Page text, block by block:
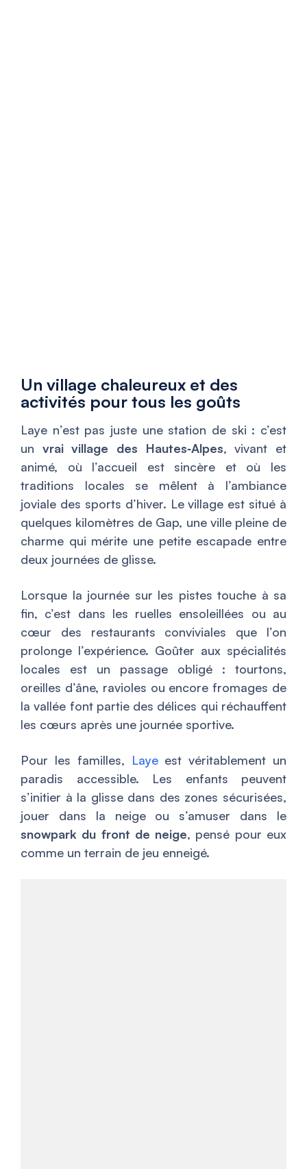
Un village chaleureux et des
activités pour tous les goûts
Laye n’est pas juste une station de ski : c’est
un vrai village des Hautes‑Alpes, vivant et
animé, où l’accueil est sincère et où les
traditions locales se mêlent à l’ambiance
joviale des sports d’hiver. Le village est situé à
quelques kilomètres de Gap, une ville pleine de
charme qui mérite une petite escapade entre
deux journées de glisse.
Lorsque la journée sur les pistes touche à sa
fin, c’est dans les ruelles ensoleillées ou au
cœur des restaurants conviviales que l’on
prolonge l’expérience. Goûter aux spécialités
locales est un passage obligé : tourtons,
oreilles d’âne, ravioles ou encore fromages de
la vallée font partie des délices qui réchauffent
les cœurs après une journée sportive.
Pour les familles, Laye est véritablement un
paradis accessible. Les enfants peuvent
s’initier à la glisse dans des zones sécurisées,
jouer dans la neige ou s’amuser dans le
snowpark du front de neige, pensé pour eux
comme un terrain de jeu enneigé.